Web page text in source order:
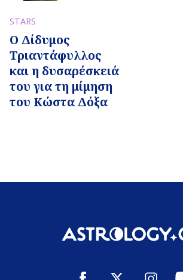
STARS
Ο Δίδυμος
Τριαντάφυλλος
και η δυσαρέσκειά
του για τη μίμηση
του Κώστα Δόξα